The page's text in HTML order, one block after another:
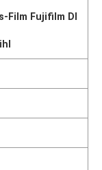
Film Fujifilm DI